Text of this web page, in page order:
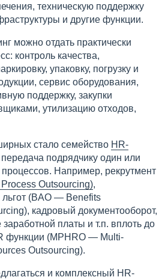
техническую поддержку
и другие функции.
можно отдать практически
контроль качества,
упаковку, погрузку и
сервис оборудования,
поддержку, закупки
утилизацию отходов,
стало семейство HR-
подрядчику один или
процессов. Например, рекрутмент
Outsourcing),
(BAO — Benefits
кадровый документооборот,
заработной платы и т.п. вплоть до
функции (MPHRO — Multi-
Outsourcing).
и комплексный HR-